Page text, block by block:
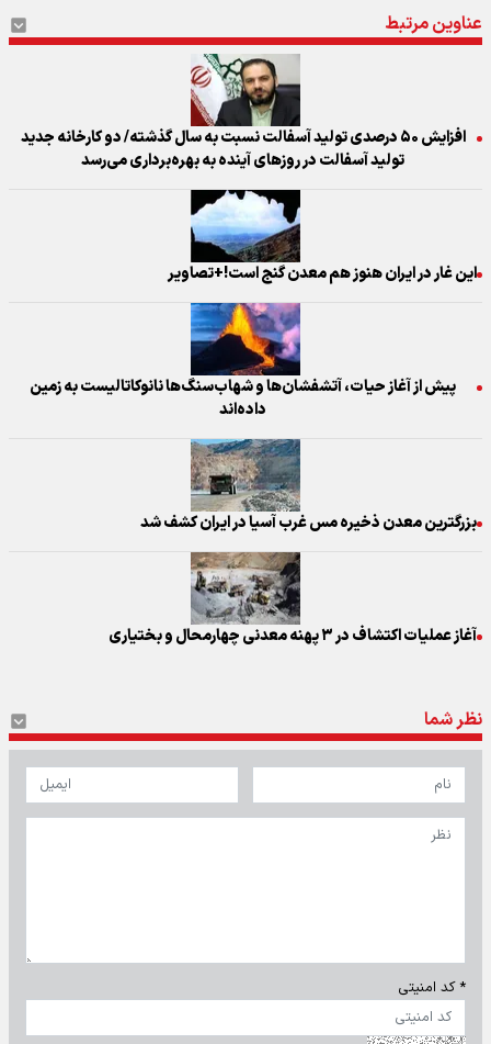
عناوین مرتبط
افزایش ۵۰ درصدی تولید آسفالت نسبت به سال گذشته/ دو کارخانه جدید
تولید آسفالت در روزهای آینده به بهره‌برداری می‌رسد
این غار در ایران هنوز هم معدن گنج است!+تصاویر
پیش از آغاز حیات، آتشفشان‌ها و شهاب‌سنگ‌ها نانوکاتالیست به زمین
داده‌اند
بزرگترین معدن ذخیره مس غرب آسیا در ایران کشف شد
آغاز عملیات اکتشاف در ۳ پهنه معدنی چهارمحال و بختیاری
نظر شما
* کد امنیتی